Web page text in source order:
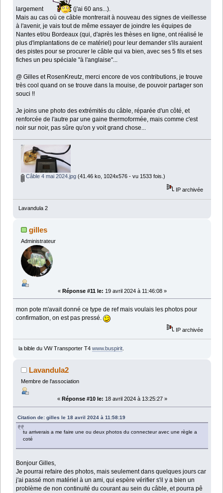
largement
(j'ai 60 ans...).
Mais au cas où ce câble montrerait à nouveau des signes de vieillesse
à l'avenir, je vais tout de même essayer de joindre les équipes de
Nantes et/ou Bordeaux (qui, d'après les thèses en ligne, ont réalisé le
plus d'implantations de ce matériel) pour leur demander s'ils auraient
des pistes pour se procurer le câble qui va bien, avec ses 5 fils et ses
fiches un peu spéciale "à l'anglaise"...
@ Gilles et RosenKreutz, merci encore de vos contributions, je trouve
très cool quand on se trouve dans la mouise, de pouvoir partager son
souci !!
Je joins une photo des extrémités du câble, réparée d'un côté, et
renforcée de l'autre par une gaine thermoformée, mais comme c'est
noir sur noir, pas sûre qu'on y voit grand chose...
Câble 4 mai 2024.jpg(41.46 ko, 1024x576 - vu 1533 fois.)
IP archivée
Lavandula 2
gilles
Administrateur
« Réponse #11 le: 19 avril 2024 à 11:46:08 »
mon pote m'avait donné ce type de ref mais voulais les photos pour
confirmation, on est pas pressé.
IP archivée
la bible du VW Transporter T4 www.buspirit.
Lavandula2
Membre de l'association
« Réponse #10 le: 18 avril 2024 à 13:25:27 »
Citation de: gilles le 18 avril 2024 à 11:58:19
tu arriverais a me faire une ou deux photos du connecteur avec une règle a
coté
Bonjour Gilles,
Je pourrai refaire des photos, mais seulement dans quelques jours car
j'ai passé mon matériel à un ami, qui espère vérifier s'il y a bien un
problème de non continuité du courant au sein du câble, et pourra pê